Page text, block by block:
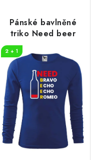
Pánské bavlněné
triko Need beer
2 + 1